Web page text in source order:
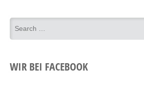
WIR BEI FACEBOOK